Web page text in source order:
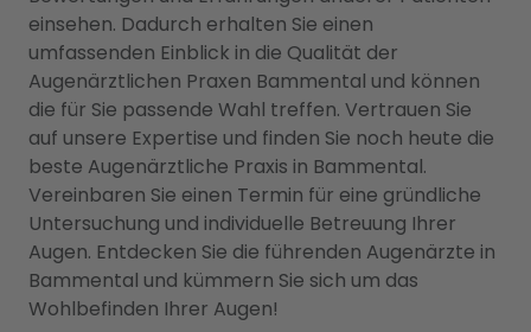
einsehen. Dadurch erhalten Sie einen
umfassenden Einblick in die Qualität der
Augenärztlichen Praxen Bammental und können
die für Sie passende Wahl treffen. Vertrauen Sie
auf unsere Expertise und finden Sie noch heute die
beste Augenärztliche Praxis in Bammental.
Vereinbaren Sie einen Termin für eine gründliche
Untersuchung und individuelle Betreuung Ihrer
Augen. Entdecken Sie die führenden Augenärzte in
Bammental und kümmern Sie sich um das
Wohlbefinden Ihrer Augen!